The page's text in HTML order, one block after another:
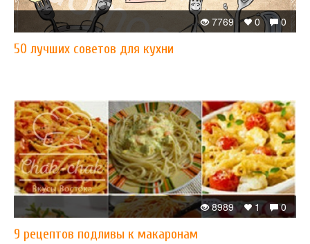
0
0
7769
50 лучших советов для кухни
0
1
8989
​9 рецептов подливы к макаронам